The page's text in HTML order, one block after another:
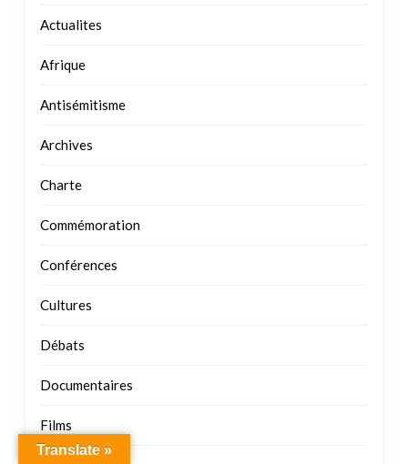
Actualites
Afrique
Antisémitisme
Archives
Charte
Commémoration
Conférences
Cultures
Débats
Documentaires
Films
Translate »